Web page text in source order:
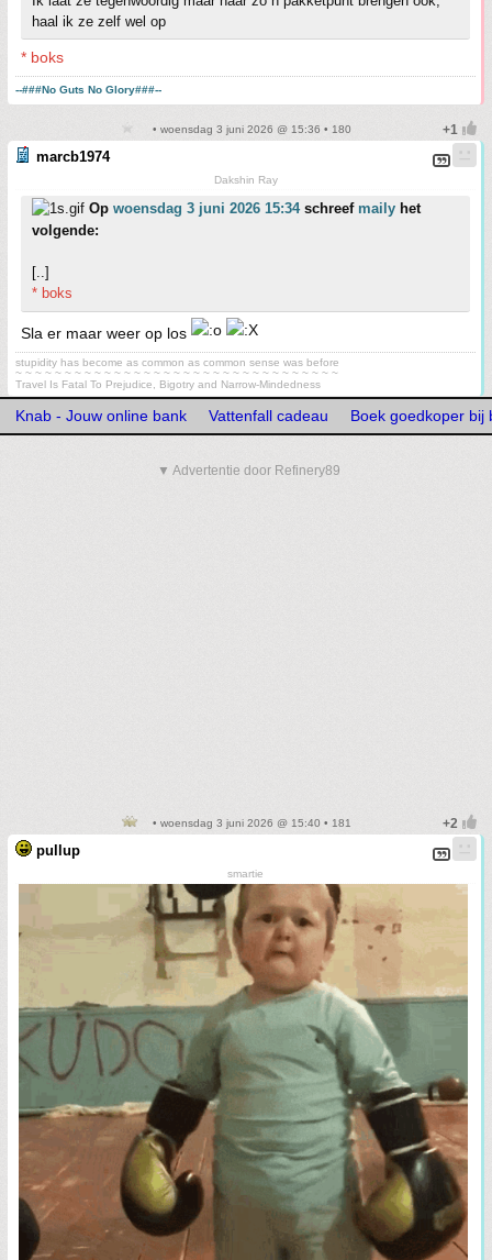
haal ik ze zelf wel op
* boks
--###No Guts No Glory###--
• woensdag 3 juni 2026 @ 15:36 • 180
marcb1974
Dakshin Ray
Op woensdag 3 juni 2026 15:34schreef maily het
volgende:
[..]
* boks
Sla er maar weer op los
stupidity has become as common as common sense was before
~ ~ ~ ~ ~ ~ ~ ~ ~ ~ ~ ~ ~ ~ ~ ~ ~ ~ ~ ~ ~ ~ ~ ~ ~ ~ ~ ~ ~ ~ ~ ~ ~
Travel Is Fatal To Prejudice, Bigotry and Narrow-Mindedness
Knab - Jouw online bank Vattenfall cadeau Boek goedkoper bij
▼ Advertentie door Refinery89
• woensdag 3 juni 2026 @ 15:40 • 181
pullup
smartie